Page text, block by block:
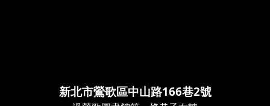
新北市鶯歌區中山路166巷2號